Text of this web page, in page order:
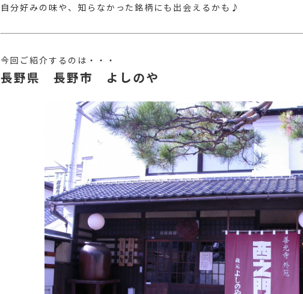
自分好みの味や、知らなかった銘柄にも出会えるかも♪
今回ご紹介するのは・・・
長野県 長野市 よしのや